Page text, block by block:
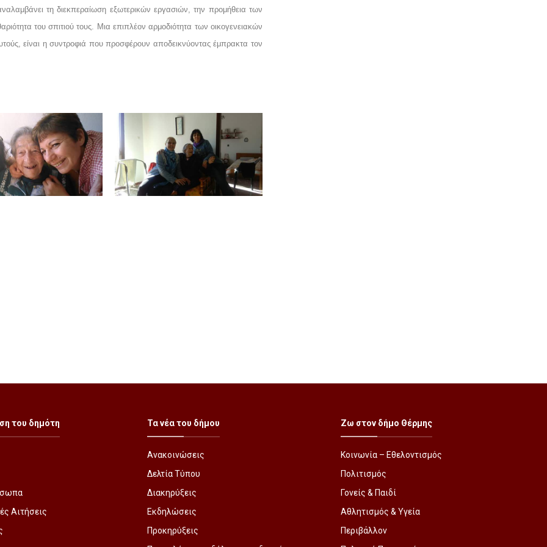
τη διεκπεραίωση εξωτερικών εργασιών, την προμήθεια των
του σπιτιού τους. Μια επιπλέον αρμοδιότητα των οικογενειακών
είναι η συντροφιά που προσφέρουν αποδεικνύοντας έμπρακτα τον
του δημότη
Αιτήσεις
Τα νέα του δήμου
Ανακοινώσεις
Δελτία Τύπου
Διακηρύξεις
Εκδηλώσεις
Προκηρύξεις
Ζω στον δήμο Θέρμης
Κοινωνία – Εθελοντισμός
Πολιτισμός
Γονείς & Παιδί
Αθλητισμός & Υγεία
Περιβάλλον